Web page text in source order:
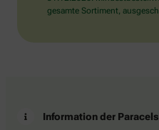
gesamte Sortiment,
Information der